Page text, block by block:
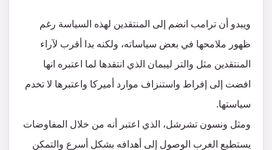
ويبدو أن ترامب انضم إلى المنتقدين لهذه السياسة رغم
ظهور ملامحها في بعض سياساته، ولكنه بدا أقرب لآراء
المنتقدين مثل والتر ليبمان الذي انتقدها لما اعتبره انها
افضت إلى إفراط واستنزاف موارد أميركا واعتبرها لا تخدم
سياستها.
ومثل ونسون تشرشل، الذي اعتبر أنه من خلال المفاوضات
يستطيع الغرب الوصول إلى أهدافه بشكل أسرع والتمكن